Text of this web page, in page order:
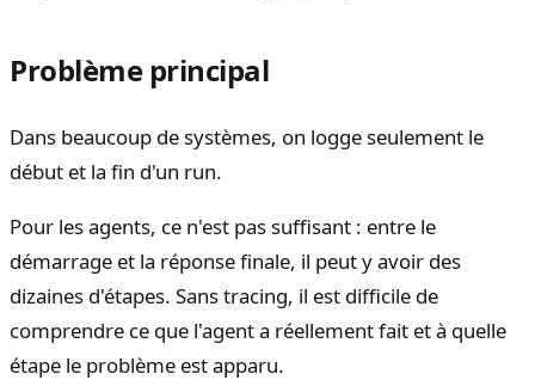
Problème principal
Dans beaucoup de systèmes, on logge seulement le
début et la fin d'un run.
Pour les agents, ce n'est pas suffisant : entre le
démarrage et la réponse finale, il peut y avoir des
dizaines d'étapes. Sans tracing, il est difficile de
comprendre ce que l'agent a réellement fait et à quelle
étape le problème est apparu.